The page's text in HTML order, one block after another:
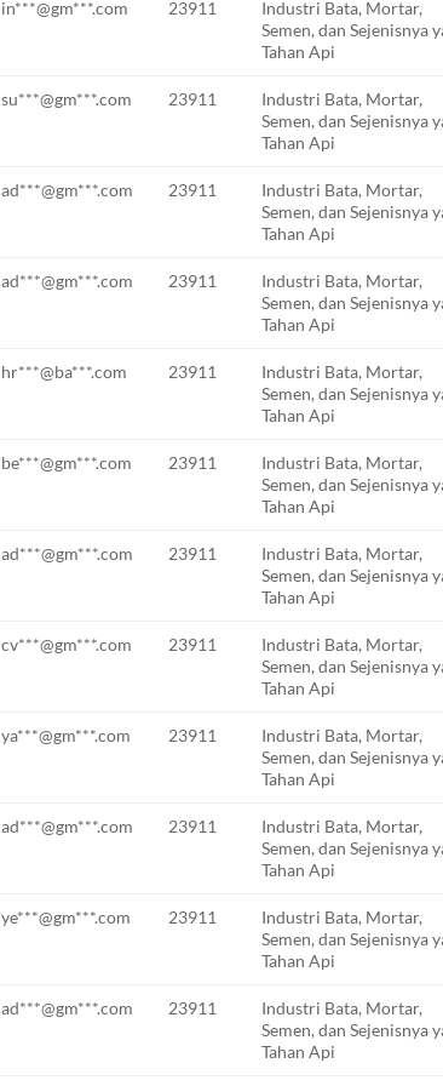
in***@gm***.com 23911
Industri Bata, Mortar,
Semen, dan Sejenisnya
Tahan Api
su***@gm***.com 23911
Industri Bata, Mortar,
Semen, dan Sejenisnya
Tahan Api
ad***@gm***.com 23911
Industri Bata, Mortar,
Semen, dan Sejenisnya
Tahan Api
ad***@gm***.com 23911
Industri Bata, Mortar,
Semen, dan Sejenisnya
Tahan Api
hr***@ba***.com 23911
Industri Bata, Mortar,
Semen, dan Sejenisnya
Tahan Api
be***@gm***.com 23911
Industri Bata, Mortar,
Semen, dan Sejenisnya
Tahan Api
ad***@gm***.com 23911
Industri Bata, Mortar,
Semen, dan Sejenisnya
Tahan Api
cv***@gm***.com 23911
Industri Bata, Mortar,
Semen, dan Sejenisnya
Tahan Api
ya***@gm***.com 23911
Industri Bata, Mortar,
Semen, dan Sejenisnya
Tahan Api
ad***@gm***.com 23911
Industri Bata, Mortar,
Semen, dan Sejenisnya
Tahan Api
ye***@gm***.com 23911
Industri Bata, Mortar,
Semen, dan Sejenisnya
Tahan Api
ad***@gm***.com 23911
Industri Bata, Mortar,
Semen, dan Sejenisnya
Tahan Api